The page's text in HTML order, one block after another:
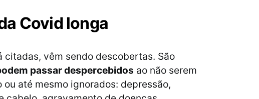
Covid longa
citadas, vêm sendo descobertas. São
passar despercebidos ao não serem
até mesmo ignorados: depressão,